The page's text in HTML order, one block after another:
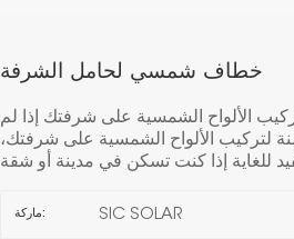
خطاف شمسي لحامل الشرفة
الألواح الشمسية على شرفتك إذا لم
لتركيب الألواح الشمسية على شرفتك،
ماركة: SIC SOLAR